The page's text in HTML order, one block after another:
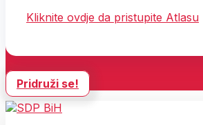
Kliknite ovdje da pristupite Atlasu
Pridruži se!